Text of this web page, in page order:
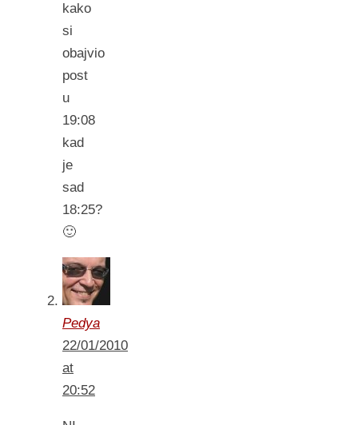
kako
si
obajvio
post
u
19:08
kad
je
sad
18:25?
🙂
Pedya
22/01/2010
at
20:52